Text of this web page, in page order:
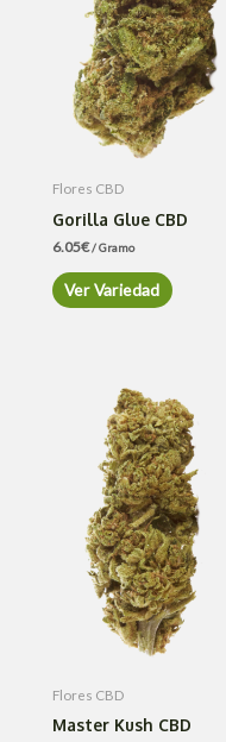
Flores CBD
Gorilla Glue CBD
6.05€/ Gramo
Ver Variedad
Flores CBD
Master Kush CBD